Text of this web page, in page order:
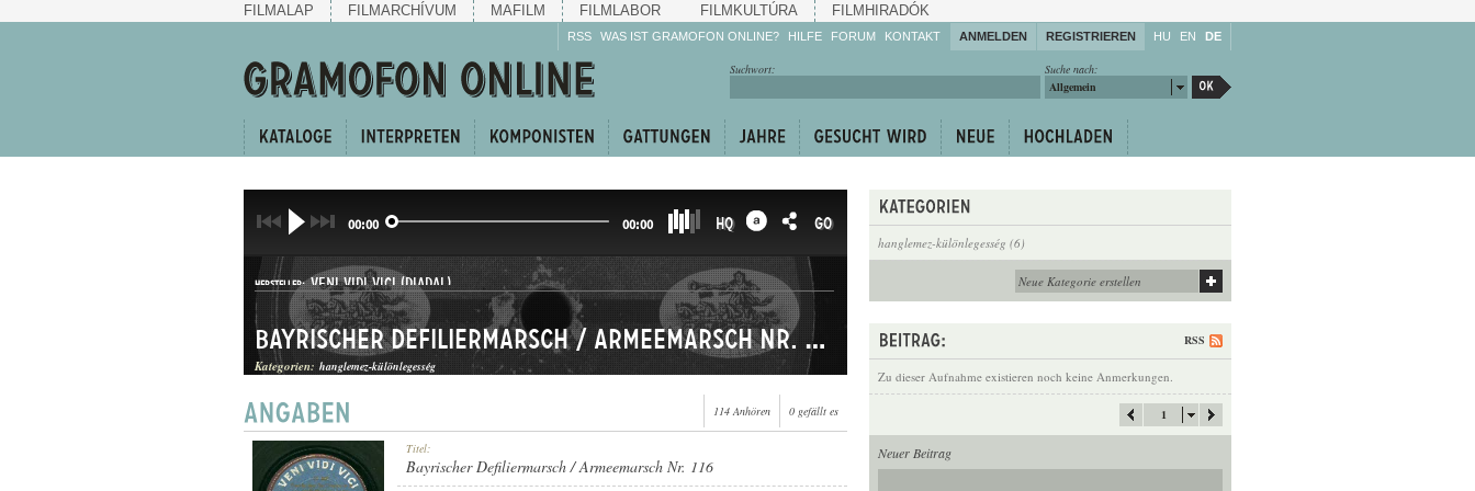
FILMALAP FILMARCHÍVUM MAFILM FILMLABOR FILMKULTÚRA FILMHIRADÓK
RSS WAS IST GRAMOFON ONLINE? HILFE
Machen Sie mit!
weiter!
FORUM KONTAKT ANMELDEN REGISTRIEREN HU EN DE
Suche nach:
Allgemein
Suchwort:
hanglemez-különlegesség (6)
RSS
Zu dieser Aufnahme existieren noch keine Anmerkungen.
1
Neuer Beitrag
00:00 00:00 HQ GO
HERSTELLER: VENI VIDI VICI (DIADAL)
PLATTENAUFNAHME: D 403
Bayrischer Defiliermarsch / Armeemarsch Nr. 116
Kategorien: hanglemez-különlegesség
114 Anhören 0 gefällt es
Titel:
Bayrischer Defiliermarsch / Armeemarsch Nr. 116